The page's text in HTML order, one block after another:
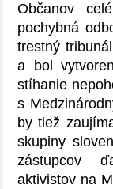
Občanov
pochybná
trestný
a bol
stíhanie
s
by tiež
skupiny
zástupcov
aktivistov na